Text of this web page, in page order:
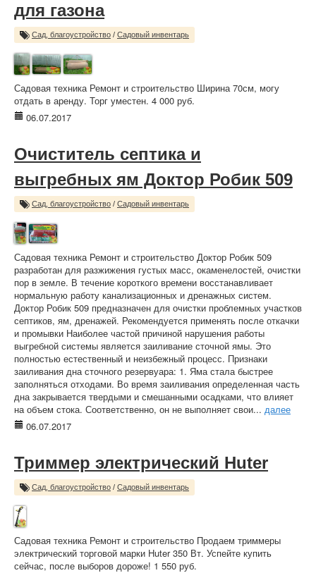
для газона
Сад, благоустройство / Садовый инвентарь
Садовая техника Ремонт и строительство Ширина 70см, могу
отдать в аренду. Торг уместен. 4 000 руб.
06.07.2017
Очиститель септика и
выгребных ям Доктор Робик 509
Сад, благоустройство / Садовый инвентарь
Садовая техника Ремонт и строительство Доктор Робик 509
разработан для разжижения густых масс, окаменелостей, очистки
пор в земле. В течение короткого времени восстанавливает
нормальную работу канализационных и дренажных систем.
Доктор Робик 509 предназначен для очистки проблемных участков
септиков, ям, дренажей. Рекомендуется применять после откачки
и промывки Наиболее частой причиной нарушения работы
выгребной системы является заиливание сточной ямы. Это
полностью естественный и неизбежный процесс. Признаки
заиливания дна сточного резервуара: 1. Яма стала быстрее
заполняться отходами. Во время заиливания определенная часть
дна закрывается твердыми и смешанными осадками, что влияет
на объем стока. Соответственно, он не выполняет свои... далее
06.07.2017
Триммер электрический Huter
Сад, благоустройство / Садовый инвентарь
Садовая техника Ремонт и строительство Продаем триммеры
электрический торговой марки Huter 350 Вт. Успейте купить
сейчас, после выборов дороже! 1 550 руб.